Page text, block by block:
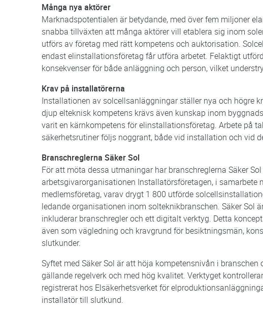
Många nya aktörer
Marknadspotentialen är betydande, med över fem miljoner
snabba tillväxten att många aktörer vill etablera sig inom
utförs av företag med rätt kompetens och auktorisation.
endast elinstallationsföretag får utföra arbetet. Felaktigt
konsekvenser för både anläggning och person, vilket
Krav på installatörerna
Installationen av solcellsanläggningar ställer nya och högre
djup elteknisk kompetens krävs även kunskap inom
varit en kärnkompetens för elinstallationsföretag. Arbete på
säkerhetsrutiner följs noggrant, både vid installation och vid
Branschreglerna Säker Sol
För att möta dessa utmaningar har branschreglerna Säker
arbetsgivarorganisationen Installatörsföretagen, i samarbete
medlemsföretag, varav drygt 1 800 utförde
ledande organisationen inom solteknikbranschen. Säker Sol
inkluderar branschregler och ett digitalt verktyg. Detta
även som vägledning och kravgrund för besiktningsmän,
slutkunder.
Syftet med Säker Sol är att höja kompetensnivån i
gällande regelverk och med hög kvalitet. Verktyget
registrerat hos Elsäkerhetsverket för
installatör till slutkund.